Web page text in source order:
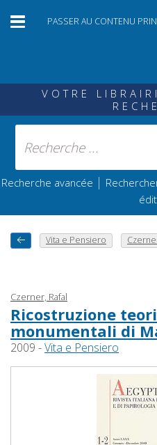
PASSER AU CONTENU
VOTRE
Recherche avancée |
Vita e Pensiero
Czerner, Rafal
Ricostruzione
monumentali di
2009 -Vita e Pensiero